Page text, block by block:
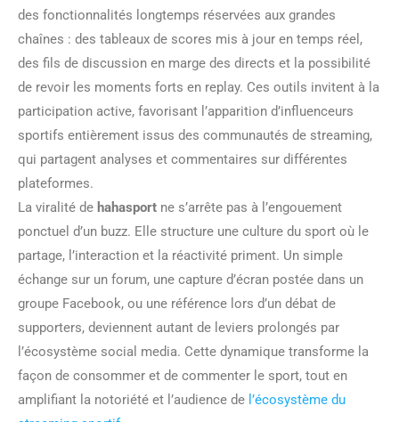
des fonctionnalités longtemps réservées aux grandes
chaînes : des tableaux de scores mis à jour en temps réel,
des fils de discussion en marge des directs et la possibilité
de revoir les moments forts en replay. Ces outils invitent à la
participation active, favorisant l’apparition d’influenceurs
sportifs entièrement issus des communautés de streaming,
qui partagent analyses et commentaires sur différentes
plateformes.
La viralité de hahasport ne s’arrête pas à l’engouement
ponctuel d’un buzz. Elle structure une culture du sport où le
partage, l’interaction et la réactivité priment. Un simple
échange sur un forum, une capture d’écran postée dans un
groupe Facebook, ou une référence lors d’un débat de
supporters, deviennent autant de leviers prolongés par
l’écosystème social media. Cette dynamique transforme la
façon de consommer et de commenter le sport, tout en
amplifiant la notoriété et l’audience de l’écosystème du